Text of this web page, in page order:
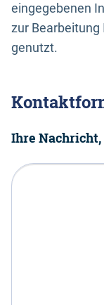
eingegebenen
zur Bearbeitung
genutzt.
Ihre Nachricht,